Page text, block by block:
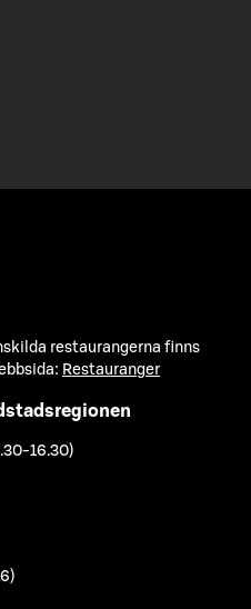
restaurangerna finns
Restauranger
16.30)